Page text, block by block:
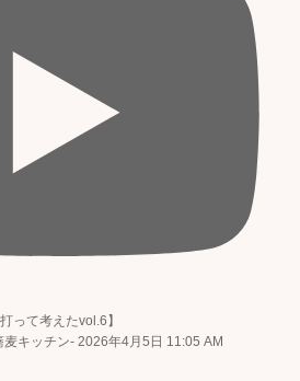
って考えたvol.6】
麦キッチン- 2026年4月5日 11:05 AM